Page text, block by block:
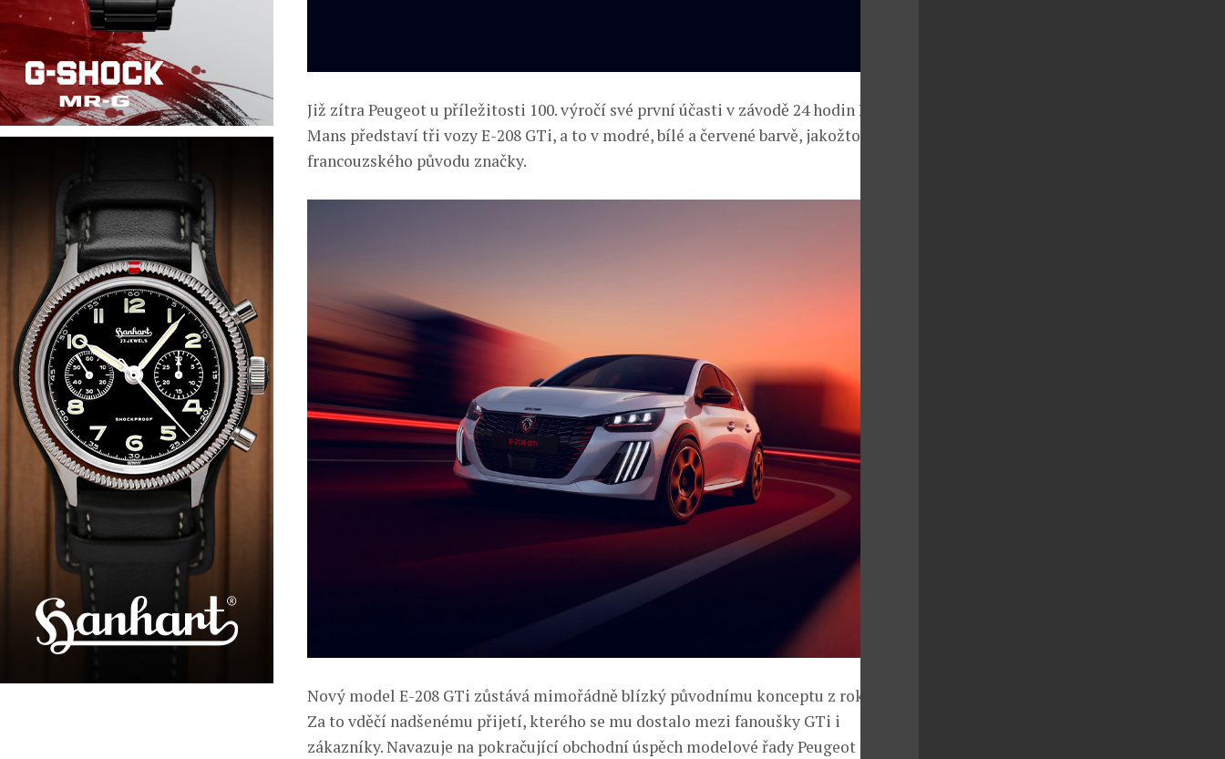
Již zítra Peugeot u příležitosti 100. výročí své první účasti v závodě 24 hodin Le
Mans představí tři vozy E-208 GTi, a to v modré, bílé a červené barvě, jakožto symbol
francouzského původu značky.
Nový model E-208 GTi zůstává mimořádně blízký původnímu konceptu z roku 2025.
Za to vděčí nadšenému přijetí, kterého se mu dostalo mezi fanoušky GTi i
zákazníky. Navazuje na pokračující obchodní úspěch modelové řady Peugeot 208 a